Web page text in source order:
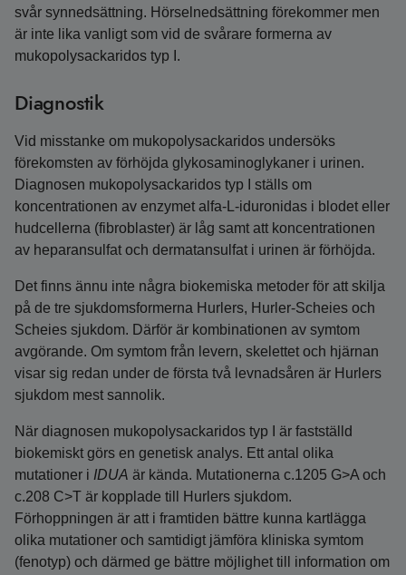
svår synnedsättning. Hörselnedsättning förekommer men
är inte lika vanligt som vid de svårare formerna av
mukopolysackaridos typ I.
Diagnostik
Vid misstanke om mukopolysackaridos undersöks
förekomsten av förhöjda glykosaminoglykaner i urinen.
Diagnosen mukopolysackaridos typ I ställs om
koncentrationen av enzymet alfa-L-iduronidas i blodet eller
hudcellerna (fibroblaster) är låg samt att koncentrationen
av heparansulfat och dermatansulfat i urinen är förhöjda.
Det finns ännu inte några biokemiska metoder för att skilja
på de tre sjukdomsformerna Hurlers, Hurler-Scheies och
Scheies sjukdom. Därför är kombinationen av symtom
avgörande. Om symtom från levern, skelettet och hjärnan
visar sig redan under de första två levnadsåren är Hurlers
sjukdom mest sannolik.
När diagnosen mukopolysackaridos typ I är fastställd
biokemiskt görs en genetisk analys. Ett antal olika
mutationer i IDUA är kända. Mutationerna c.1205 G>A och
c.208 C>T är kopplade till Hurlers sjukdom.
Förhoppningen är att i framtiden bättre kunna kartlägga
olika mutationer och samtidigt jämföra kliniska symtom
(fenotyp) och därmed ge bättre möjlighet till information om